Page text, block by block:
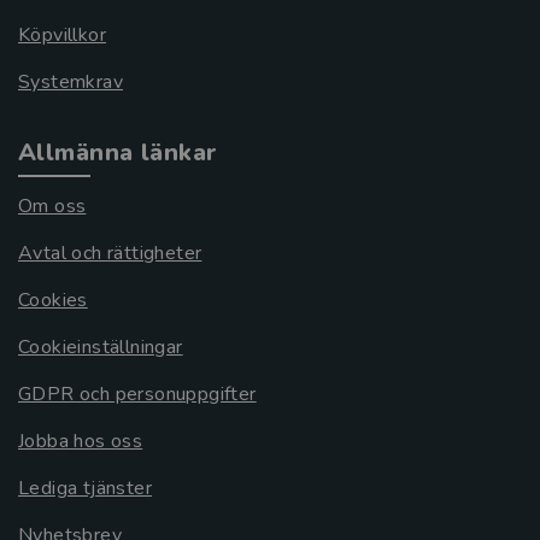
Köpvillkor
Systemkrav
Allmänna länkar
Om oss
Avtal och rättigheter
Cookies
Cookieinställningar
GDPR och personuppgifter
Jobba hos oss
Lediga tjänster